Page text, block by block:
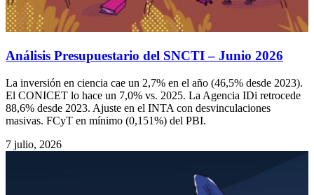
Análisis Presupuestario del SNCTI – Junio 2026
La inversión en ciencia cae un 2,7% en el año (46,5% desde 2023).
El CONICET lo hace un 7,0% vs. 2025. La Agencia IDi retrocede
88,6% desde 2023. Ajuste en el INTA con desvinculaciones
masivas. FCyT en mínimo (0,151%) del PBI.
7 julio, 2026